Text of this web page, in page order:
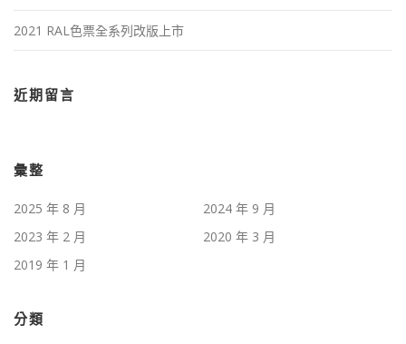
2021 RAL色票全系列改版上市
近期留言
彙整
2025 年 8 月
2024 年 9 月
2023 年 2 月
2020 年 3 月
2019 年 1 月
分類